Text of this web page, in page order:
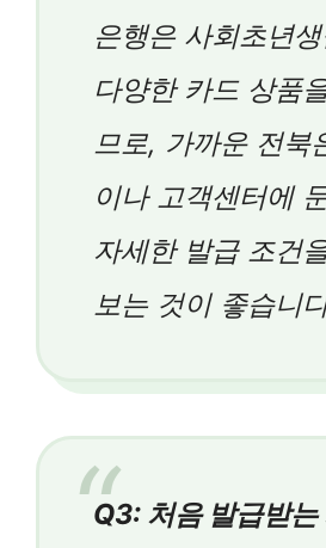
은행은 사회초년
다양한 카드 상품
므로, 가까운 전북
이나 고객센터에
자세한 발급 조건
보는 것이 좋습니
Q3: 처음 발급받는